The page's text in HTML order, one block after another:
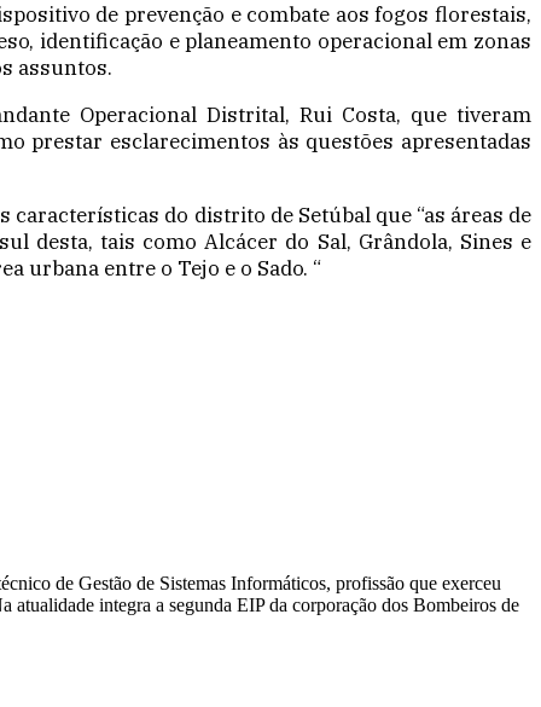
de prevenção e combate aos fogos florestais,
identificação e planeamento operacional em zonas
assuntos.
Operacional Distrital, Rui Costa, que tiveram
prestar esclarecimentos às questões apresentadas
do distrito de Setúbal que “as áreas de
desta, tais como Alcácer do Sal, Grândola, Sines e
urbana entre o Tejo e o Sado. “
de Gestão de Sistemas Informáticos, profissão que exerceu
atualidade integra a segunda EIP da corporação dos Bombeiros de